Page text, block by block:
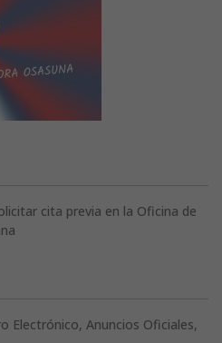
cita previa en la Oficina de
Electrónico, Anuncios Oficiales,